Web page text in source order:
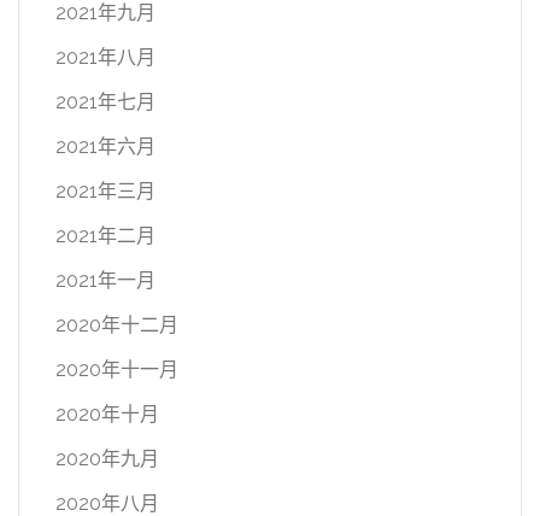
2021年九月
2021年八月
2021年七月
2021年六月
2021年三月
2021年二月
2021年一月
2020年十二月
2020年十一月
2020年十月
2020年九月
2020年八月